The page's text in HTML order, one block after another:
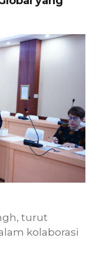
turut
kolaborasi